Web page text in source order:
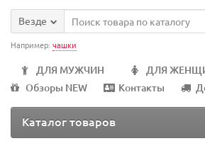
Везде
Например: чашки
ДЛЯ МУЖЧИН ДЛЯ
Обзоры NEW
Контакты
Каталог товаров